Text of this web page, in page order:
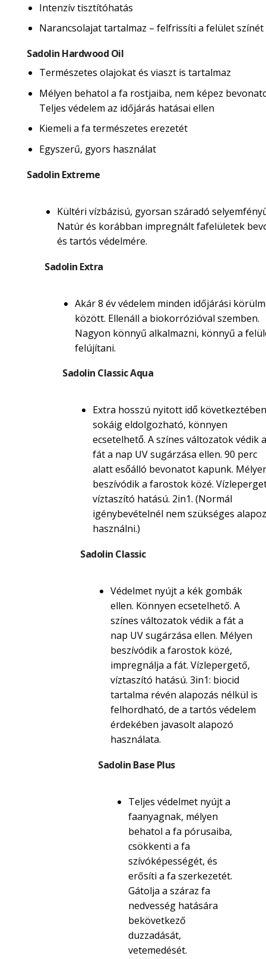
Intenzív tisztítóhatás
Narancsolajat tartalmaz – felfrissíti a felület színét
Sadolin Hardwood Oil
Természetes olajokat és viaszt is tartalmaz
Mélyen behatol a fa rostjaiba, nem képez
Teljes védelem az időjárás hatásai ellen
Kiemeli a fa természetes erezetét
Egyszerű, gyors használat
Sadolin Extreme
Kültéri vízbázisú, gyorsan száradó
Natúr és korábban impregnált fafelületek
és tartós védelmére.
Sadolin Extra
Akár 8 év védelem minden időjárási
között. Ellenáll a biokorrózióval szemben.
Nagyon könnyű alkalmazni, könnyű a
felújítani.
Sadolin Classic Aqua
Extra hosszú nyitott idő következtében
sokáig eldolgozható, könnyen
ecsetelhető. A színes változatok védik a
fát a nap UV sugárzása ellen. 90 perc
alatt esőálló bevonatot kapunk.
beszívódik a farostok közé.
víztaszító hatású. 2in1. (Normál
igénybevételnél nem szükséges
használni.)
Sadolin Classic
Védelmet nyújt a kék gombák
ellen. Könnyen ecsetelhető. A
színes változatok védik a fát a
nap UV sugárzása ellen. Mélyen
beszívódik a farostok közé,
impregnálja a fát. Vízlepergető,
víztaszító hatású. 3in1: biocid
tartalma révén alapozás nélkül is
felhordható, de a tartós védelem
érdekében javasolt alapozó
használata.
Sadolin Base Plus
Teljes védelmet nyújt a
faanyagnak, mélyen
behatol a fa pórusaiba,
csökkenti a fa
szívóképességét, és
erősíti a fa szerkezetét.
Gátolja a száraz fa
nedvesség hatására
bekövetkező
duzzadását,
vetemedését.